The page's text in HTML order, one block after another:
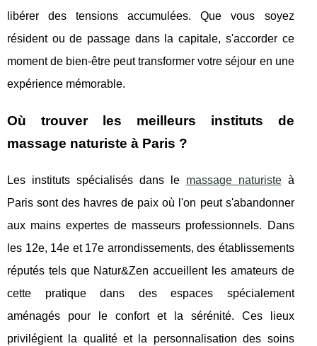
libérer des tensions accumulées. Que vous soyez
résident ou de passage dans la capitale, s'accorder ce
moment de bien-être peut transformer votre séjour en une
expérience mémorable.
Où trouver les meilleurs instituts de
massage naturiste à Paris ?
Les instituts spécialisés dans le massage naturisteà
Paris sont des havres de paix où l'on peut s'abandonner
aux mains expertes de masseurs professionnels. Dans
les 12e, 14e et 17e arrondissements, des établissements
réputés tels que Natur&Zen accueillent les amateurs de
cette pratique dans des espaces spécialement
aménagés pour le confort et la sérénité. Ces lieux
privilégient la qualité et la personnalisation des soins